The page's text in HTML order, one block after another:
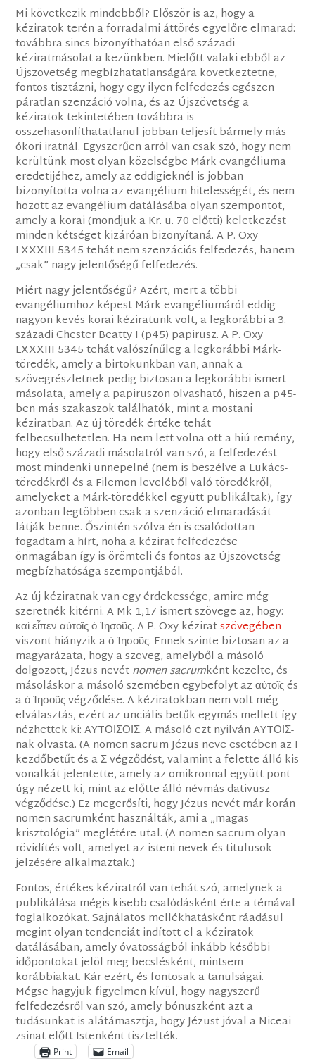
Mi következik mindebből? Először is az, hogy a
kéziratok terén a forradalmi áttörés egyelőre elmarad:
továbbra sincs bizonyíthatóan első századi
kéziratmásolat a kezünkben. Mielőtt valaki ebből az
Újszövetség megbízhatatlanságára következtetne,
fontos tisztázni, hogy egy ilyen felfedezés egészen
páratlan szenzáció volna, és az Újszövetség a
kéziratok tekintetében továbbra is
összehasonlíthatatlanul jobban teljesít bármely más
ókori iratnál. Egyszerűen arról van csak szó, hogy nem
kerültünk most olyan közelségbe Márk evangéliuma
eredetijéhez, amely az eddigieknél is jobban
bizonyította volna az evangélium hitelességét, és nem
hozott az evangélium datálásába olyan szempontot,
amely a korai (mondjuk a Kr. u. 70 előtti) keletkezést
minden kétséget kizáróan bizonyítaná. A P. Oxy
LXXXIII 5345 tehát nem szenzációs felfedezés, hanem
„csak” nagy jelentőségű felfedezés.
Miért nagy jelentőségű? Azért, mert a többi
evangéliumhoz képest Márk evangéliumáról eddig
nagyon kevés korai kéziratunk volt, a legkorábbi a 3.
századi Chester Beatty I (p45) papirusz. A P. Oxy
LXXXIII 5345 tehát valószínűleg a legkorábbi Márk-
töredék, amely a birtokunkban van, annak a
szövegrészletnek pedig biztosan a legkorábbi ismert
másolata, amely a papiruszon olvasható, hiszen a p45-
ben más szakaszok találhatók, mint a mostani
kéziratban. Az új töredék értéke tehát
felbecsülhetetlen. Ha nem lett volna ott a hiú remény,
hogy első századi másolatról van szó, a felfedezést
most mindenki ünnepelné (nem is beszélve a Lukács-
töredékről és a Filemon leveléből való töredékről,
amelyeket a Márk-töredékkel együtt publikáltak), így
azonban legtöbben csak a szenzáció elmaradását
látják benne. Őszintén szólva én is csalódottan
fogadtam a hírt, noha a kézirat felfedezése
önmagában így is örömteli és fontos az Újszövetség
megbízhatósága szempontjából.
Az új kéziratnak van egy érdekessége, amire még
szeretnék kitérni. A Mk 1,17 ismert szövege az, hogy:
καὶ εἶπεν αὐτοῖς ὁ Ἰησοῦς. A P. Oxy kéziratszövegében
viszont hiányzik a ὁ Ἰησοῦς. Ennek szinte biztosan az a
magyarázata, hogy a szöveg, amelyből a másoló
dolgozott, Jézus nevétnomen sacrumként kezelte, és
másoláskor a másoló szemében egybefolyt az αὐτοῖς és
a ὁ Ἰησοῦς végződése. A kéziratokban nem volt még
elválasztás, ezért az unciális betűk egymás mellett így
nézhettek ki: AYTΟΙΣΟΙΣ. A másoló ezt nyilván AYTΟΙΣ-
nak olvasta. (A nomen sacrum Jézus neve esetében az I
kezdőbetűt és a Σ végződést, valamint a felette álló kis
vonalkát jelentette, amely az omikronnal együtt pont
úgy nézett ki, mint az előtte álló névmás dativusz
végződése.) Ez megerősíti, hogy Jézus nevét már korán
nomen sacrumként használták, ami a „magas
krisztológia” meglétére utal. (A nomen sacrum olyan
rövidítés volt, amelyet az isteni nevek és titulusok
jelzésére alkalmaztak.)
Fontos, értékes kéziratról van tehát szó, amelynek a
publikálása mégis kisebb csalódásként érte a témával
foglalkozókat. Sajnálatos mellékhatásként ráadásul
megint olyan tendenciát indított el a kéziratok
datálásában, amely óvatosságból inkább későbbi
időpontokat jelöl meg becslésként, mintsem
korábbiakat. Kár ezért, és fontosak a tanulságai.
Mégse hagyjuk figyelmen kívül, hogy nagyszerű
felfedezésről van szó, amely bónuszként azt a
tudásunkat is alátámasztja, hogy Jézust jóval a Niceai
zsinat előtt Istenként tisztelték.
Print Email